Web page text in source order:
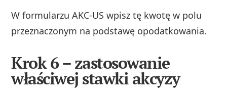
W formularzu AKC‑US wpisz tę kwotę w polu
przeznaczonym na podstawę opodatkowania.
Krok 6 – zastosowanie
właściwej stawki akcyzy